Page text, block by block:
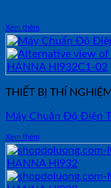
Xem thêm
THIẾT BỊ THÍ
Máy Chuẩn Độ Điện
Xem thêm